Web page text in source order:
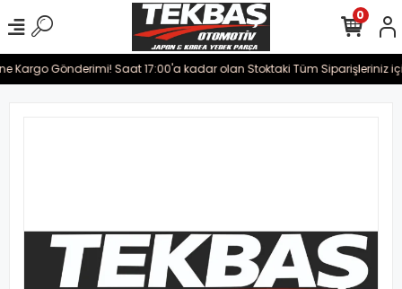
Kargo Gönderimi! Saat 17:00'a kadar olan Stoktaki Tüm Siparişleriniz
0